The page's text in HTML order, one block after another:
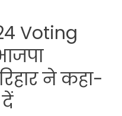
Voting
ने कहा-